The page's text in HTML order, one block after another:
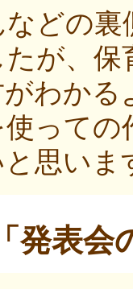
どの
が、
わか
って
思いま
発表会